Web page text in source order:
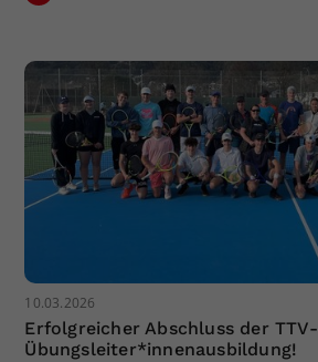
10.03.2026
Erfolgreicher Abschluss der TTV-
Übungsleiter*innenausbildung!